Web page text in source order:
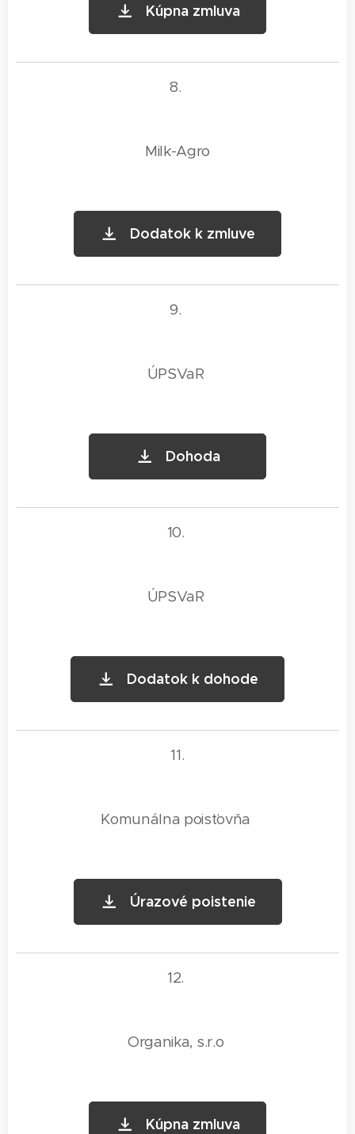
Kúpna zmluva
8.
Milk-Agro
Dodatok k zmluve
9.
ÚPSVaR
Dohoda
10.
ÚPSVaR
Dodatok k dohode
11.
Komunálna poisťovňa
Úrazové poistenie
12.
Organika, s.r.o
Kúpna zmluva